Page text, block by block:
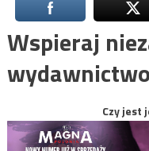
Wspieraj
Czy jest